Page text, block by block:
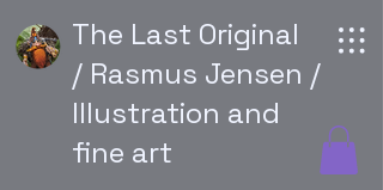
The Last Original
/ Rasmus Jensen /
Illustration and
fine art